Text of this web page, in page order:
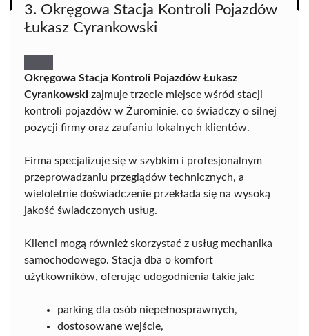
3. Okręgowa Stacja Kontroli Pojazdów
Łukasz Cyrankowski
Okręgowa Stacja Kontroli Pojazdów Łukasz
Cyrankowski zajmuje trzecie miejsce wśród stacji
kontroli pojazdów w Żurominie, co świadczy o silnej
pozycji firmy oraz zaufaniu lokalnych klientów.
Firma specjalizuje się w szybkim i profesjonalnym
przeprowadzaniu przeglądów technicznych, a
wieloletnie doświadczenie przekłada się na wysoką
jakość świadczonych usług.
Klienci mogą również skorzystać z usług mechanika
samochodowego. Stacja dba o komfort
użytkowników, oferując udogodnienia takie jak:
parking dla osób niepełnosprawnych,
dostosowane wejście,